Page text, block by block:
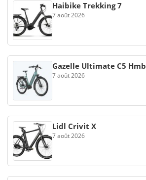
Haibike Trekking 7
7 août 2026
Gazelle Ultimate C5 Hmb
7 août 2026
Lidl Crivit X
7 août 2026